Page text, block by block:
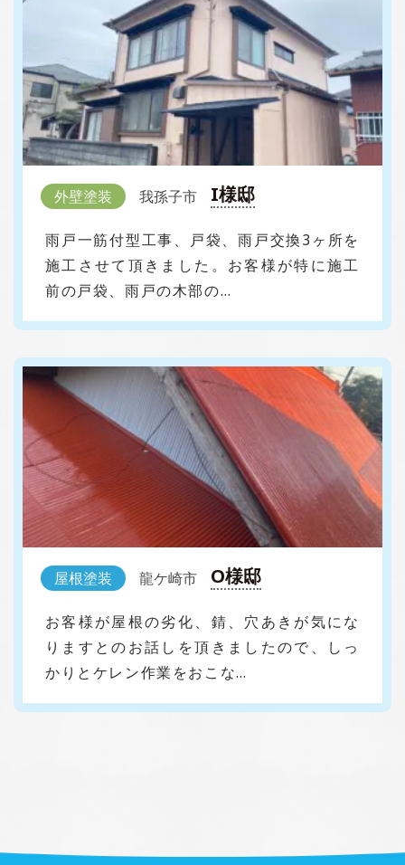
外壁塗装 我孫子市 I様邸
雨戸一筋付型工事、戸袋、雨戸交換3ヶ所を
施工させて頂きました。お客様が特に施工
前の戸袋、雨戸の木部の…
屋根塗装 龍ケ崎市 O様邸
お客様が屋根の劣化、錆、穴あきが気にな
りますとのお話しを頂きましたので、しっ
かりとケレン作業をおこな…